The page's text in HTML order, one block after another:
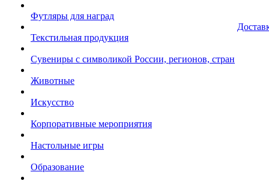
Футляры для наград
Текстильная продукция
Сувениры с символикой России, регионов, стран
Животные
Искусство
Корпоративные мероприятия
Настольные игры
Образование